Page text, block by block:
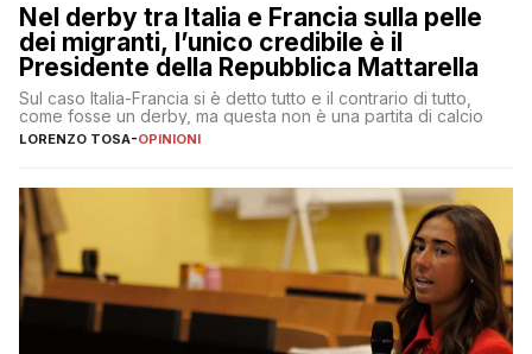
Nel derby tra Italia e Francia sulla pelle
dei migranti, l’unico credibile è il
Presidente della Repubblica Mattarella
Sul caso Italia-Francia si è detto tutto e il contrario di tutto,
come fosse un derby, ma questa non è una partita di calcio
LORENZO TOSA-OPINIONI